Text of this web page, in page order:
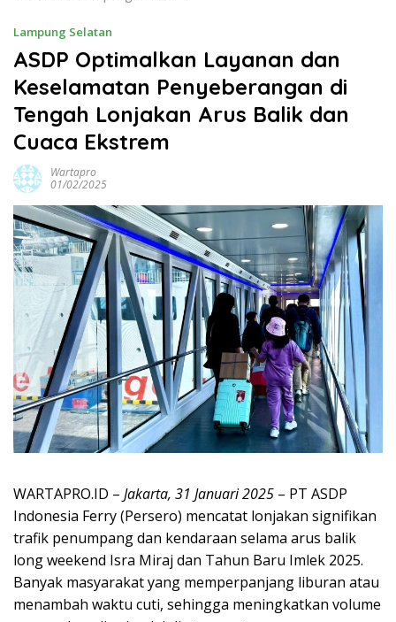
Lampung Selatan
ASDP Optimalkan Layanan dan
Keselamatan Penyeberangan di
Tengah Lonjakan Arus Balik dan
Cuaca Ekstrem
Wartapro
01/02/2025
WARTAPRO.ID – Jakarta, 31 Januari 2025 – PT ASDP
Indonesia Ferry (Persero) mencatat lonjakan signifikan
trafik penumpang dan kendaraan selama arus balik
long weekend Isra Miraj dan Tahun Baru Imlek 2025.
Banyak masyarakat yang memperpanjang liburan atau
menambah waktu cuti, sehingga meningkatkan volume